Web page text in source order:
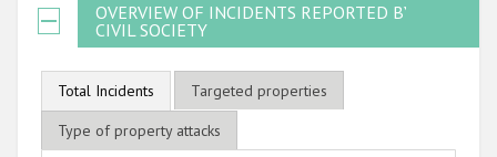
OVERVIEW OF INCIDENTS REPORTED BY
CIVIL SOCIETY
Total Incidents
Targeted properties
Type of property attacks